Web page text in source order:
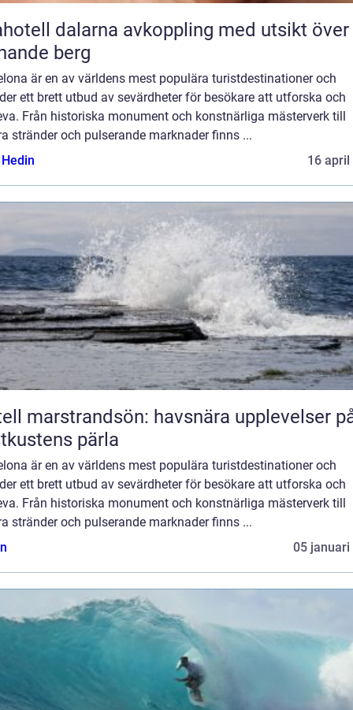
avkoppling med utsikt över
berg
är en av världens mest populära turistdestinationer och
ett brett utbud av sevärdheter för besökare att utforska och
Från historiska monument och konstnärliga mästerverk till
stränder och pulserande marknader finns ...
16 april
marstrandsön: havsnära upplevelser
pärla
är en av världens mest populära turistdestinationer och
ett brett utbud av sevärdheter för besökare att utforska och
Från historiska monument och konstnärliga mästerverk till
stränder och pulserande marknader finns ...
05 januari